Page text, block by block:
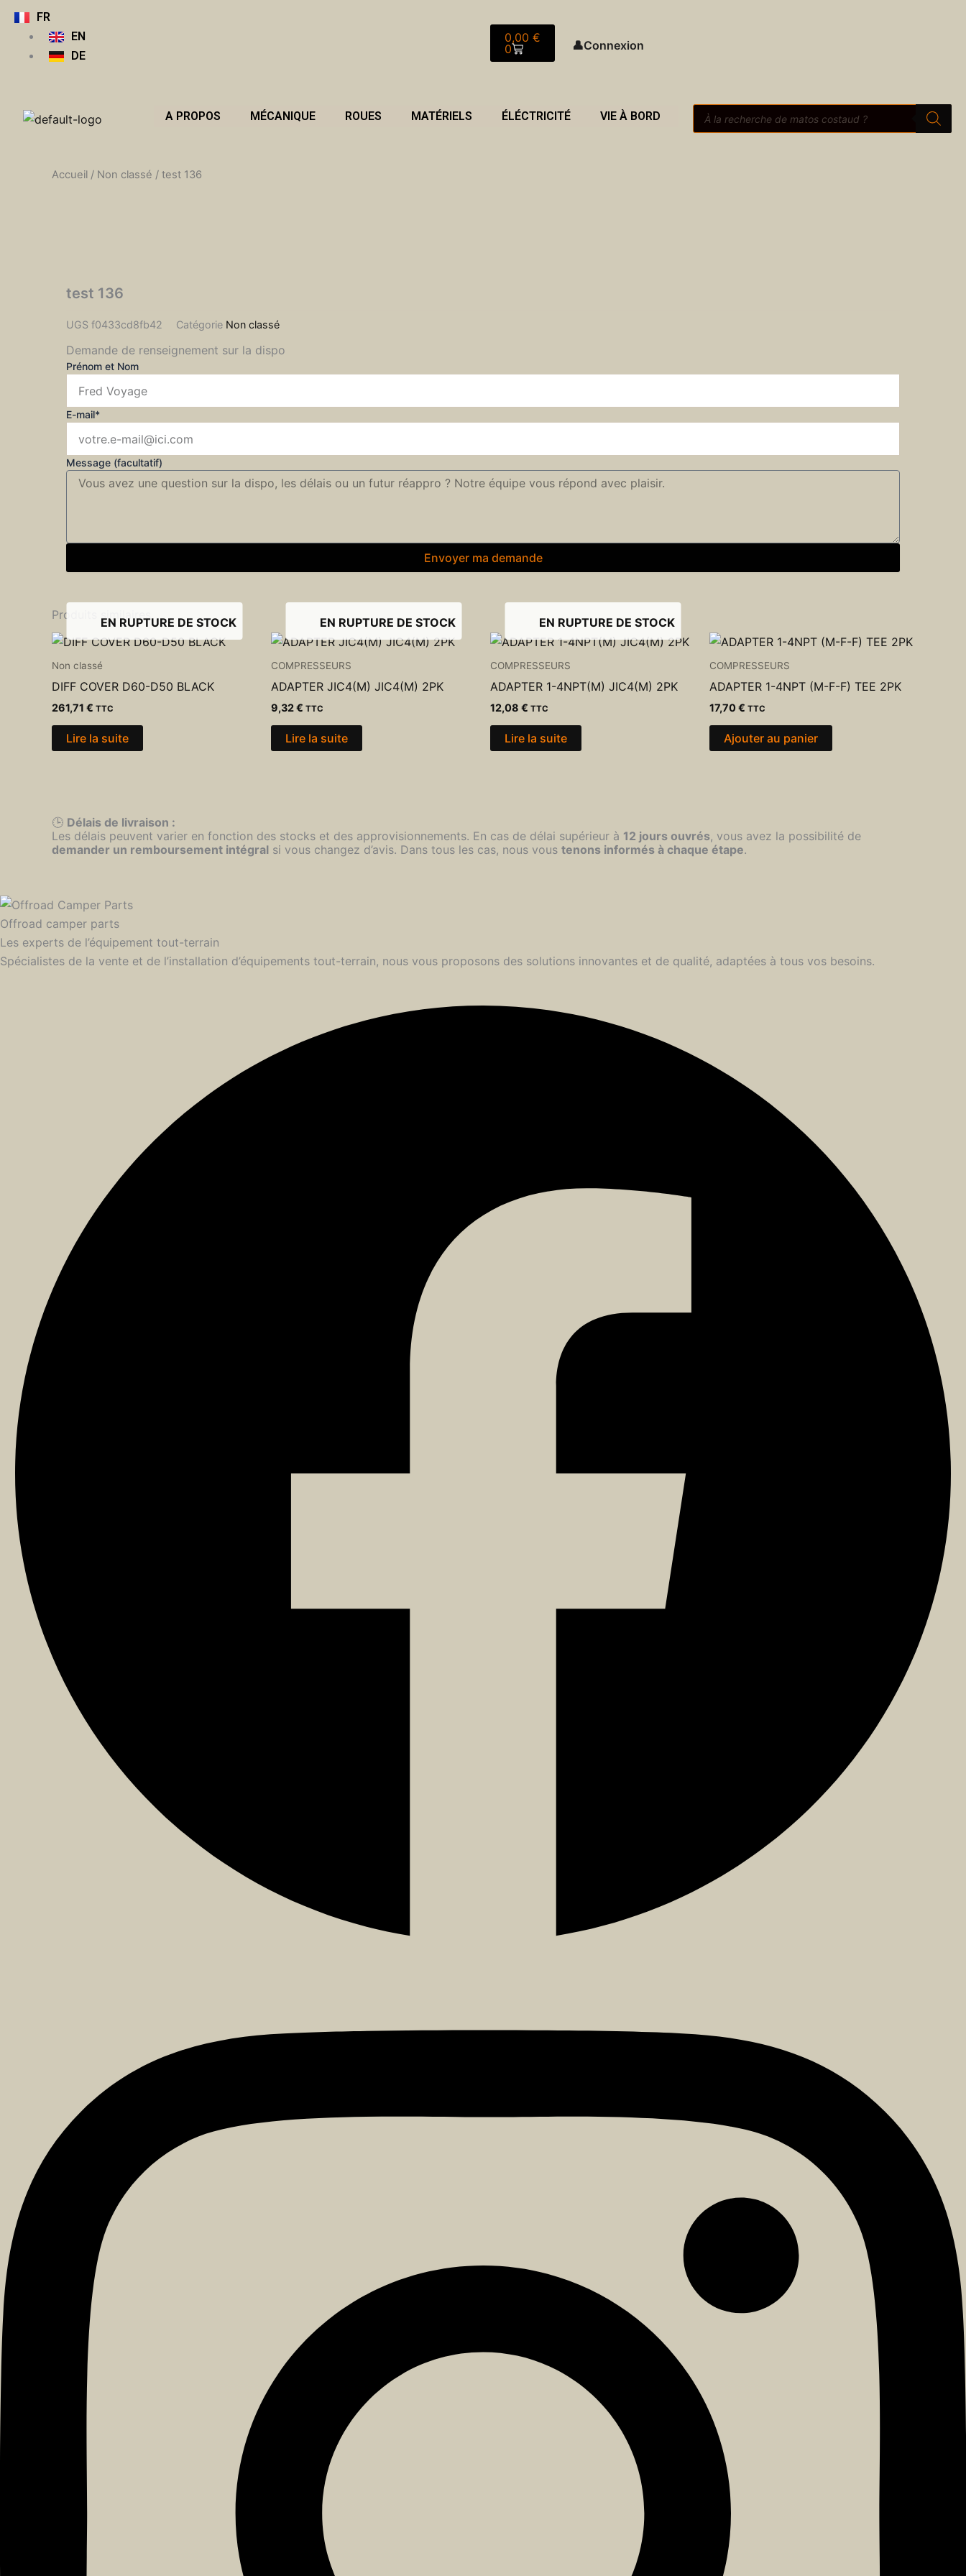
Aller
FR
EN
DE
0,00 €
0
Panier
👤Connexion
A PROPOS MÉCANIQUE ROUES MATÉRIELS ÉLÉCTRICITÉ VIE À BORD
Recherche
de
Accueil / Non classé / test 136
test 136
UGS f0433cd8fb42 Catégorie Non classé
Demande de renseignement sur la dispo
Prénom et Nom
E-mail*
Message (facultatif)
Envoyer ma demande
Produits similaires
EN RUPTURE DE STOCK
Non classé
DIFF COVER D60-D50 BLACK
261,71 € TTC
Lire la suite
EN RUPTURE DE STOCK
COMPRESSEURS
ADAPTER JIC4(M) JIC4(M) 2PK
9,32€ TTC
Lire la suite
EN RUPTURE DE STOCK
COMPRESSEURS
ADAPTER 1-4NPT(M) JIC4(M) 2PK
12,08 € TTC
Lire la suite
COMPRESSEURS
ADAPTER 1-4NPT (M-F-F) TEE 2PK
17,70€ TTC
Ajouter au panier
🕒 Délais de livraison :
Les délais peuvent varier en fonction des stocks et des approvisionnements. En cas de délai supérieur à 12 jours ouvrés, vous avez la possibilité de
demander un remboursement intégral si vous changez d’avis. Dans tous les cas, nous vous tenons informés à chaque étape.
Offroad camper parts
Les experts de l’équipement tout-terrain
Spécialistes de la vente et de l’installation d’équipements tout-terrain, nous vous proposons des solutions innovantes et de qualité, adaptées à tous vos besoins.